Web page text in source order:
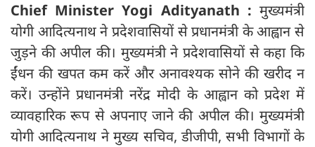
Chief Minister Yogi Adityanath : मुख्यमंत्री
योगी आदित्यनाथ ने प्रदेशवासियों से प्रधानमंत्री के आह्वान से
जुड़ने की अपील की। मुख्यमंत्री ने प्रदेशवासियों से कहा कि
ईंधन की खपत कम करें और अनावश्यक सोने की खरीद न
करें। उन्होंने प्रधानमंत्री नरेंद्र मोदी के आह्वान को प्रदेश में
व्यावहारिक रूप से अपनाए जाने की अपील की। मुख्यमंत्री
योगी आदित्यनाथ ने मुख्य सचिव, डीजीपी, सभी विभागों के